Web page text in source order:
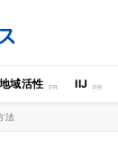
地域活性 IIJ
法